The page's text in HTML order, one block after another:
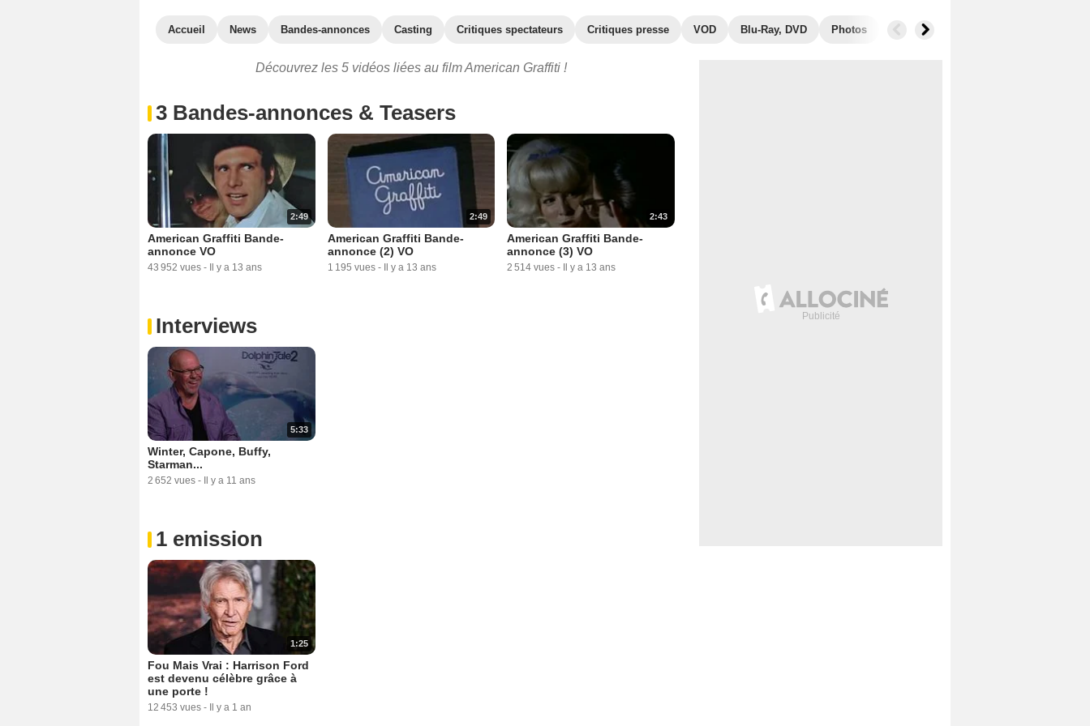
Accueil News Bandes-annonces Casting Critiques spectateurs Critiques presse VOD Blu-Ray, DVD Photos Musique
Découvrez les 5 vidéos liées au film American Graffiti !
3 Bandes-annonces & Teasers
2:49
American Graffiti Bande-
annonce VO
43 952 vues - Il y a 13 ans
2:49
American Graffiti Bande-
annonce (2) VO
1 195 vues - Il y a 13 ans
2:43
American Graffiti Bande-
annonce (3) VO
2 514 vues - Il y a 13 ans
Interviews
5:33
Winter, Capone, Buffy,
Starman...
2 652 vues - Il y a 11 ans
1 emission
1:25
Fou Mais Vrai : Harrison Ford
est devenu célèbre grâce à
une porte !
12 453 vues - Il y a 1 an